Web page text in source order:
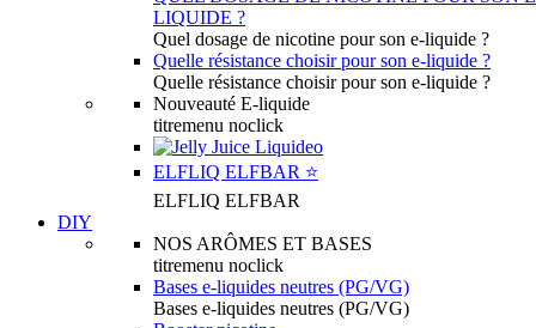
LIQUIDE ?
Quel dosage de nicotine pour son e-liquide ?
Quelle résistance choisir pour son e-liquide ?
Quelle résistance choisir pour son e-liquide ?
Nouveauté E-liquide
titremenu noclick
ELFLIQ ELFBAR ⭐️
ELFLIQ ELFBAR
DIY
NOS ARÔMES ET BASES
titremenu noclick
Bases e-liquides neutres (PG/VG)
Bases e-liquides neutres (PG/VG)